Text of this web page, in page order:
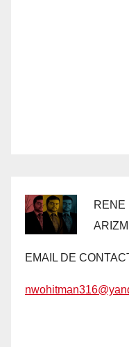
RENE
EMAIL DE